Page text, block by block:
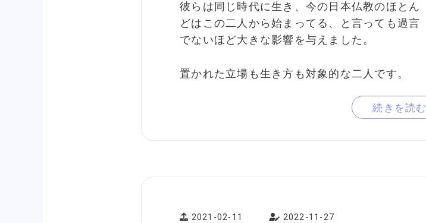
彼らは同じ時代に生き、今の日本仏教のほとん
どはこの二人から始まってる、と言っても過言
でないほど大きな影響を与えました。
置かれた立場も生き方も対象的な二人です。
続きを読む
2021-02-11 2022-11-27